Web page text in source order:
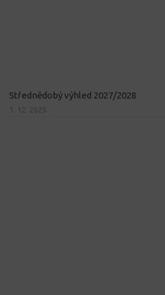
Střednědobý výhled 2027/2028
1. 12. 2025